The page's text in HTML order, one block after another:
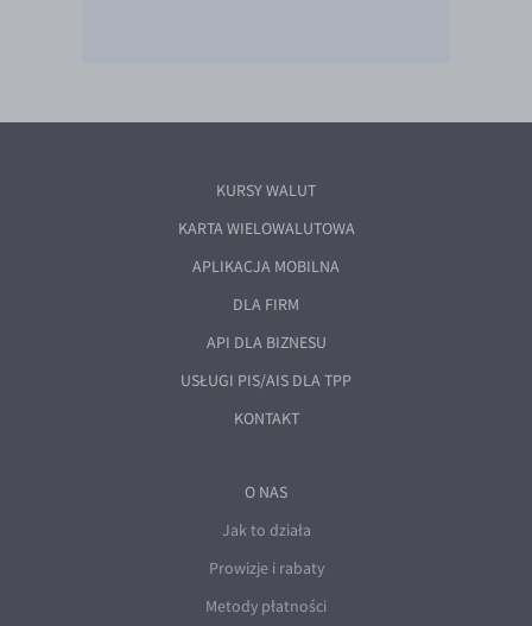
KURSY WALUT
KARTA WIELOWALUTOWA
APLIKACJA MOBILNA
DLA FIRM
API DLA BIZNESU
USŁUGI PIS/AIS DLA TPP
KONTAKT
O NAS
Jak to działa
Prowizje i rabaty
Metody płatności